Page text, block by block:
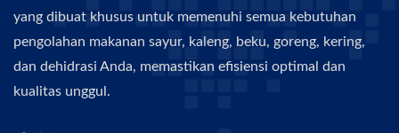
yang dibuat khusus untuk memenuhi semua kebutuhan
pengolahan makanan sayur, kaleng, beku, goreng, kering,
dan dehidrasi Anda, memastikan efisiensi optimal dan
kualitas unggul.